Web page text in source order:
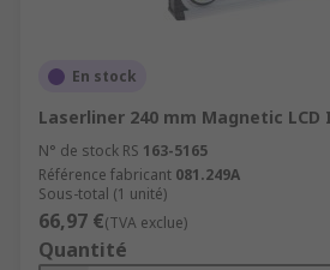
En stock
Laserliner 240 mm Magnetic
N° de stock RS 163-5165
Référence fabricant 081.249A
Sous-total (1 unité)
66,97 €(TVA exclue)
Quantité